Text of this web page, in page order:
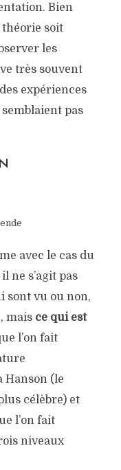
2013
24 mn
Bien
soit
les
très souvent
expériences
pas
avec le cas du
ne s’agit pas
sont vu ou non,
maisce qui est
l’on fait
Hanson (le
célèbre) et
l’on fait
niveaux